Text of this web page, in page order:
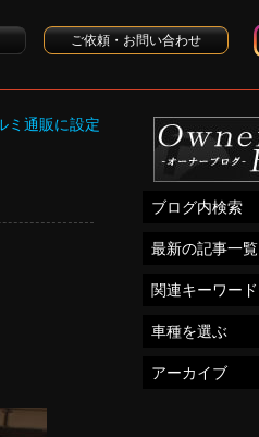
ご依頼・お問い合わせ
通販に設定
ブログ内検索
最新の記事一覧
関連キーワード
車種を選ぶ
アーカイブ